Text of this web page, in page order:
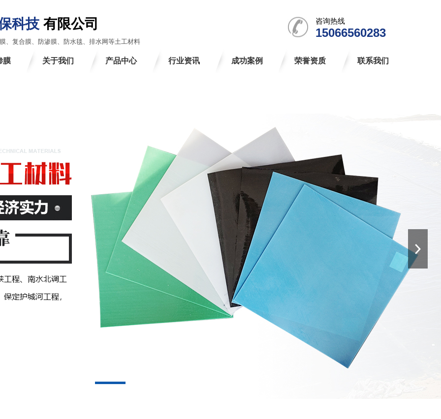
科技 有限公司
、复合膜、防渗膜、防水毯、排水网等土工材料
咨询热线
15066560283
膜 关于我们 产品中心 行业资讯 成功案例 荣誉资质 联系我们